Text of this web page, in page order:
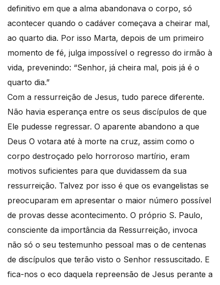
definitivo em que a alma abandonava o corpo, só
acontecer quando o cadáver começava a cheirar mal,
ao quarto dia. Por isso Marta, depois de um primeiro
momento de fé, julga impossível o regresso do irmão à
vida, prevenindo: “Senhor, já cheira mal, pois já é o
quarto dia.”
Com a ressurreição de Jesus, tudo parece diferente.
Não havia esperança entre os seus discípulos de que
Ele pudesse regressar. O aparente abandono a que
Deus O votara até à morte na cruz, assim como o
corpo destroçado pelo horroroso martírio, eram
motivos suficientes para que duvidassem da sua
ressurreição. Talvez por isso é que os evangelistas se
preocuparam em apresentar o maior número possível
de provas desse acontecimento. O próprio S. Paulo,
consciente da importância da Ressurreição, invoca
não só o seu testemunho pessoal mas o de centenas
de discípulos que terão visto o Senhor ressuscitado. E
fica-nos o eco daquela repreensão de Jesus perante a